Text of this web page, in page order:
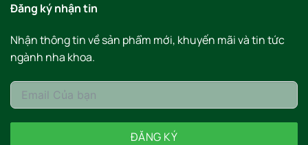
Đăng ký nhận tin
Nhận thông tin về sản phẩm mới, khuyến mãi và tin tức
ngành nha khoa.
ĐĂNG KÝ